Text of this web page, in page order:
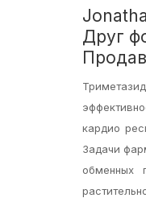
Друг
кардио
Задачи
обменных